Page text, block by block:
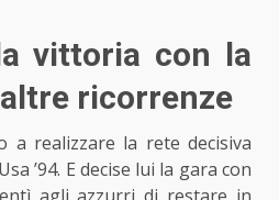
vittoria con la
ricorrenze
a realizzare la rete decisiva
’94. E decise lui la gara con